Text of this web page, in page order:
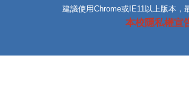
建議使用Chrome或IE11以上版本，
本校隱私權宣